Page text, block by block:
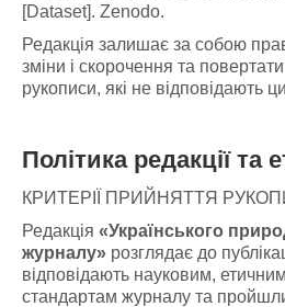
[Dataset]. Zenodo.
Редакція залишає за собою
зміни і скорочення та повертати
рукописи, які не відповідають
Політика редакції та
КРИТЕРІЇ ПРИЙНЯТТЯ
Редакція «Українського
журналу» розглядає до
відповідають науковим,
стандартам журналу та